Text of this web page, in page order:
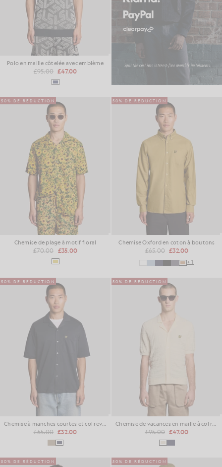
Polo en maille côtelée avec emblème
£95.00 £47.00
50% DE RÉDUCTION
Chemise de plage à motif floral
£70.00 £35.00
50% DE RÉDUCTION
Chemise Oxford en coton à boutons
£65.00 £32.00
+1
50% DE RÉDUCTION
Chemise à manches courtes et col revers
£65.00 £32.00
50% DE RÉDUCTION
Chemise de vacances en maille à col revers
£95.00 £47.00
50% DE RÉDUCTION 50% DE RÉDUCTION